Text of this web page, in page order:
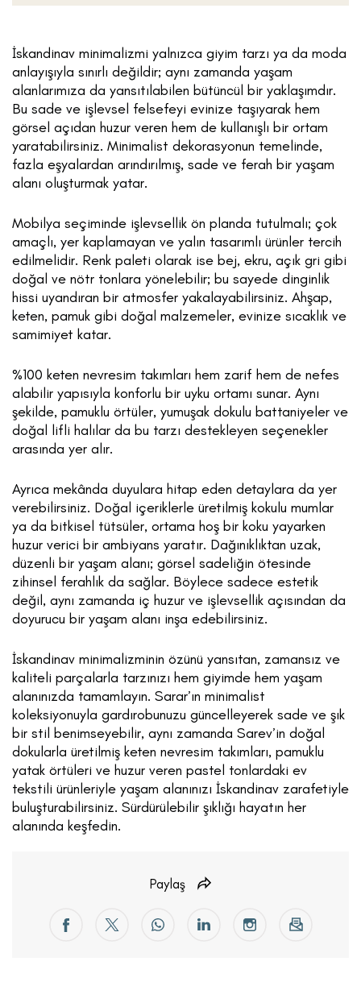
İskandinav minimalizmi yalnızca giyim tarzı ya da moda
anlayışıyla sınırlı değildir; aynı zamanda yaşam
alanlarımıza da yansıtılabilen bütüncül bir yaklaşımdır.
Bu sade ve işlevsel felsefeyi evinize taşıyarak hem
görsel açıdan huzur veren hem de kullanışlı bir ortam
yaratabilirsiniz. Minimalist dekorasyonun temelinde,
fazla eşyalardan arındırılmış, sade ve ferah bir yaşam
alanı oluşturmak yatar.
Mobilya seçiminde işlevsellik ön planda tutulmalı; çok
amaçlı, yer kaplamayan ve yalın tasarımlı ürünler tercih
edilmelidir. Renk paleti olarak ise bej, ekru, açık gri gibi
doğal ve nötr tonlara yönelebilir; bu sayede dinginlik
hissi uyandıran bir atmosfer yakalayabilirsiniz. Ahşap,
keten, pamuk gibi doğal malzemeler, evinize sıcaklık ve
samimiyet katar.
%100 keten nevresim takımları hem zarif hem de nefes
alabilir yapısıyla konforlu bir uyku ortamı sunar. Aynı
şekilde, pamuklu örtüler, yumuşak dokulu battaniyeler ve
doğal lifli halılar da bu tarzı destekleyen seçenekler
arasında yer alır.
Ayrıca mekânda duyulara hitap eden detaylara da yer
verebilirsiniz. Doğal içeriklerle üretilmiş kokulu mumlar
ya da bitkisel tütsüler, ortama hoş bir koku yayarken
huzur verici bir ambiyans yaratır. Dağınıklıktan uzak,
düzenli bir yaşam alanı; görsel sadeliğin ötesinde
zihinsel ferahlık da sağlar. Böylece sadece estetik
değil, aynı zamanda iç huzur ve işlevsellik açısından da
doyurucu bir yaşam alanı inşa edebilirsiniz.
İskandinav minimalizminin özünü yansıtan, zamansız ve
kaliteli parçalarla tarzınızı hem giyimde hem yaşam
alanınızda tamamlayın. Sarar’ın minimalist
koleksiyonuyla gardırobunuzu güncelleyerek sade ve şık
bir stil benimseyebilir, aynı zamanda Sarev’in doğal
dokularla üretilmiş keten nevresim takımları, pamuklu
yatak örtüleri ve huzur veren pastel tonlardaki ev
tekstili ürünleriyle yaşam alanınızı İskandinav zarafetiyle
buluşturabilirsiniz. Sürdürülebilir şıklığı hayatın her
alanında keşfedin.
Paylaş